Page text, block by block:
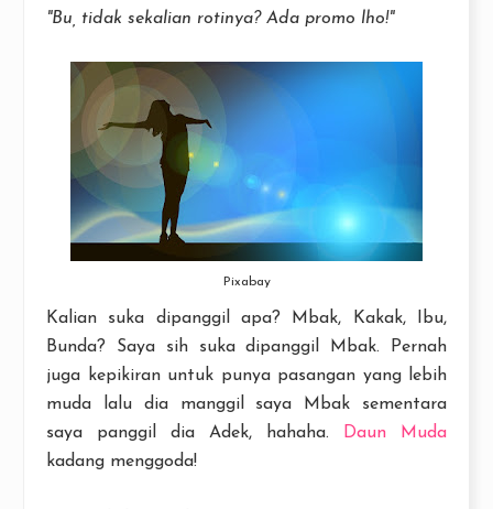
"Bu, tidak sekalian rotinya? Ada promo lho!"
Pixabay
Kalian suka dipanggil apa? Mbak, Kakak, Ibu,
Bunda? Saya sih suka dipanggil Mbak. Pernah
juga kepikiran untuk punya pasangan yang lebih
muda lalu dia manggil saya Mbak sementara
saya panggil dia Adek, hahaha.
Daun Muda
kadang menggoda!